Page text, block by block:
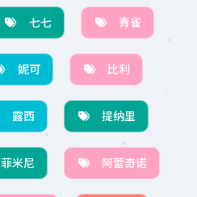
七七 青雀
妮可 比利
露西 提纳里
菲米尼 阿蕾奇诺